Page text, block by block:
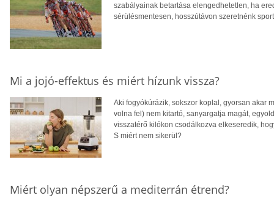
szabályainak betartása elengedhetetlen, ha
sérülésmentesen, hosszútávon szeretnénk
Mi a jojó-effektus és miért hízunk vissza?
Aki fogyókúrázik, sokszor koplal, gyorsan akar
volna fel) nem kitartó, sanyargatja magát,
visszatérő kilókon csodálkozva elkeseredik,
S miért nem sikerül?
Miért olyan népszerű a mediterrán étrend?